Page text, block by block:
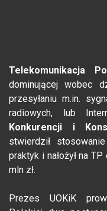
Telekomunikacja
dominującej wobec
przesyłaniu m.in.
radiowych, lub
Konkurencji i
stwierdził
praktyk i nałożył na
mln zł.
Prezes UOKiK